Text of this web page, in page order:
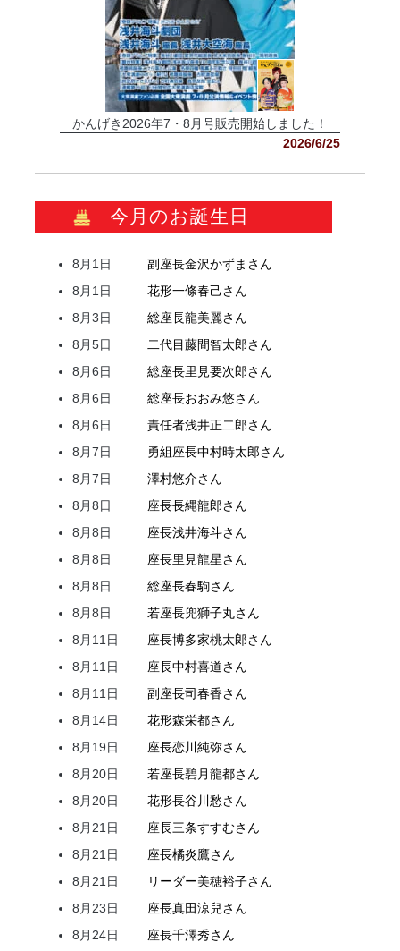
かんげき2026年7・8月号販売開始しました！
2026/6/25
今月のお誕生日
8月1日 副座長金沢かずま さん
8月1日
花形一條春己さん
8月3日
総座長龍美麗さん
8月5日
二代目藤間智太郎さん
8月6日
総座長里見要次郎さん
8月6日
総座長おおみ悠さん
8月6日
責任者浅井正二郎さん
8月7日
勇組座長中村時太郎さん
8月7日
澤村悠介さん
8月8日
座長長縄龍郎さん
8月8日
座長浅井海斗さん
8月8日
座長里見龍星さん
8月8日
総座長春駒さん
8月8日
若座長兜獅子丸さん
8月11日
座長博多家桃太郎さん
8月11日
座長中村喜道さん
8月11日
副座長司春香さん
8月14日
花形森栄都さん
8月19日
座長恋川純弥さん
8月20日
若座長碧月龍都さん
8月20日
花形長谷川愁さん
8月21日
座長三条すすむさん
8月21日
座長橘炎鷹さん
8月21日
リーダー美穂裕子さん
8月23日
座長真田涼兒さん
8月24日
座長千澤秀さん